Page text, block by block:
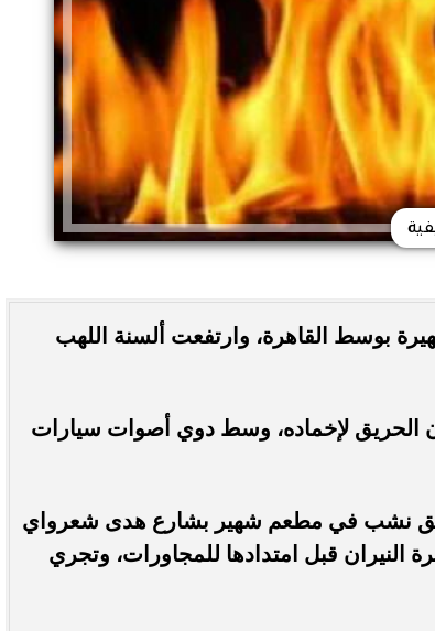
بوسط القاهرة، وارتفعت ألسنة اللهب
الحريق لإخماده، وسط دوي أصوات سيارات
نشب في مطعم شهير بشارع هدى شعرواي
إطفاء لمحاصرة النيران قبل امتدادها للمجاورات، وتجري